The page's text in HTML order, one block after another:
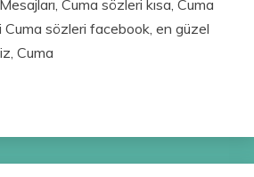
Cuma sözleri kısa, Cuma
Cuma sözleri facebook, en güzel
Cuma